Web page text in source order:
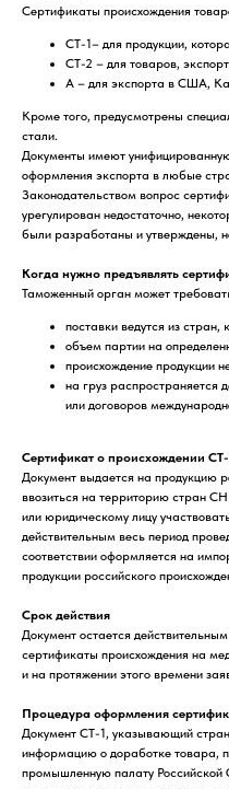
Сертификаты происхождения
СТ-1– для продукции,
СТ-2 – для товаров,
А – для экспорта в США,
Кроме того, предусмотрены
стали.
Документы имеют
оформления экспорта в любые
Законодательством вопрос
урегулирован недостаточно,
были разработаны и утверждены,
Когда нужно предъявлять
Таможенный орган может
поставки ведутся из
объем партии на
происхождение продукции
на груз распространяется
или договоров
Сертификат о происхождении СТ-
Документ выдается на продукцию
ввозиться на территорию стран
или юридическому лицу
действительным весь период
соответствии оформляется на
продукции российского
Срок действия
Документ остается
сертификаты происхождения на
и на протяжении этого времени
Процедура оформления
Документ СТ-1, указывающий
информацию о доработке товара,
промышленную палату